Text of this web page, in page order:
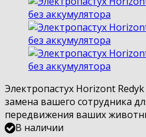
Электропастух Horizont
замена вашего сотрудника
передвижения ваших
В наличии